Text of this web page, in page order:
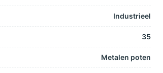
Industrieel
35
Metalen poten